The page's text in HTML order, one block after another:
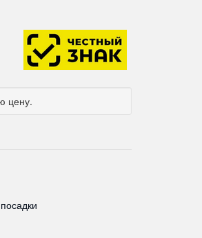
цену.